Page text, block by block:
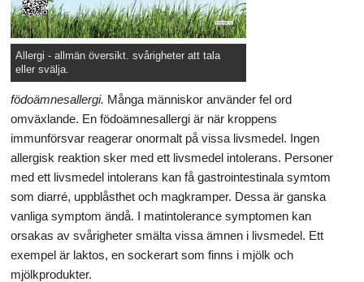
Allergi - allmän översikt. svårigheter att tala
eller svälja.
födoämnesallergi. Många människor använder fel ord
omväxlande. En födoämnesallergi är när kroppens
immunförsvar reagerar onormalt på vissa livsmedel. Ingen
allergisk reaktion sker med ett livsmedel intolerans. Personer
med ett livsmedel intolerans kan få gastrointestinala symtom
som diarré, uppblåsthet och magkramper. Dessa är ganska
vanliga symptom ändå. I matintolerance symptomen kan
orsakas av svårigheter smälta vissa ämnen i livsmedel. Ett
exempel är laktos, en sockerart som finns i mjölk och
mjölkprodukter.